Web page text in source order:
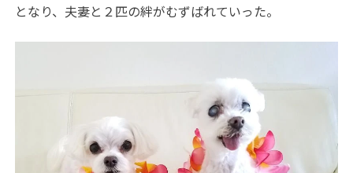
となり、夫妻と２匹の絆がむずばれていった。